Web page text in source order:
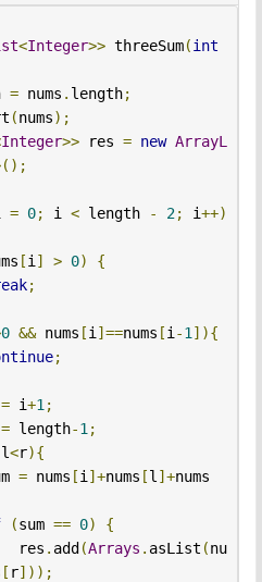
<Integer>> threeSum(int
= nums . length;
(nums);
Integer>> res = new ArrayL
= 0; i < length - 2; i++)
[i ] > 0)
{
;
0 && nums [i ]==nums [i -1 ]){
;
= i+1 ;
= length-1 ;
l<r){
sum
= nums [i ]+nums [l ]+nums
(sum == 0)
{
                    res
. add(Arrays . asList (nu
[ r]));